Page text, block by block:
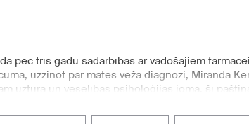
pēc trīs gadu sadarbības ar vadošajiem
uzzinot par mātes vēža diagnozi, Miranda
uztura un veselības psiholoģijas jomā, šī
piedāvājot sertificētas ādas kopšanas